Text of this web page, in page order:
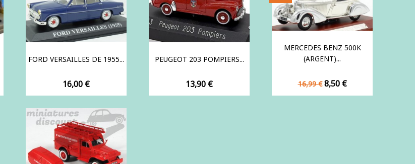
FORD VERSAILLES DE 1955...
Prix
16,00 €
PEUGEOT 203 POMPIERS...
Prix
13,90 €
MERCEDES BENZ 500K
(ARGENT)...
Prix
de
16,99 € Prix
8,50 €